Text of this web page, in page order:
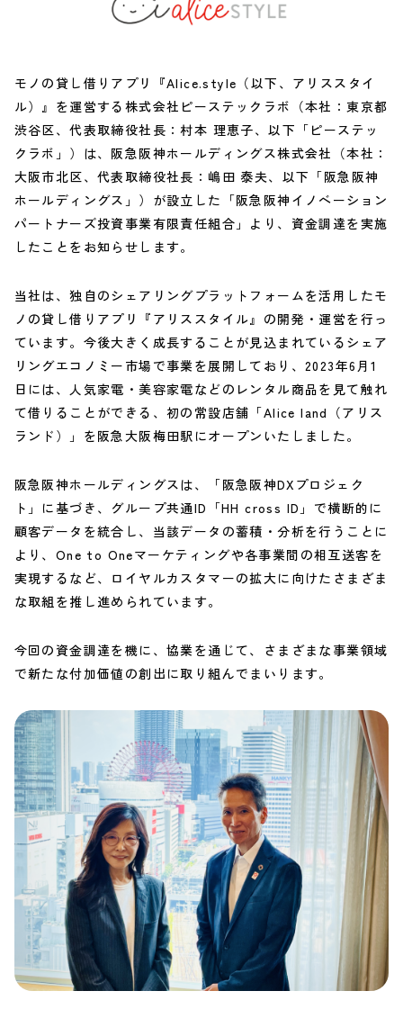
モノの貸し借りアプリ『Alice.style（以下、アリススタイ
ル）』を運営する株式会社ピーステックラボ（本社：東京都
渋谷区、代表取締役社長：村本 理恵子、以下「ピーステッ
クラボ」）は、阪急阪神ホールディングス株式会社（本社：
大阪市北区、代表取締役社長：嶋田 泰夫、以下「阪急阪神
ホールディングス」）が設立した「阪急阪神イノベーション
パートナーズ投資事業有限責任組合」より、資金調達を実施
したことをお知らせします。
当社は、独自のシェアリングプラットフォームを活用したモ
ノの貸し借りアプリ『アリススタイル』の開発・運営を行っ
ています。今後大きく成長することが見込まれているシェア
リングエコノミー市場で事業を展開しており、2023年6月1
日には、人気家電・美容家電などのレンタル商品を見て触れ
て借りることができる、初の常設店舗「Alice land（アリス
ランド）」を阪急大阪梅田駅にオープンいたしました。
阪急阪神ホールディングスは、「阪急阪神DXプロジェク
ト」に基づき、グループ共通ID「HH cross ID」で横断的に
顧客データを統合し、当該データの蓄積・分析を行うことに
より、One to Oneマーケティングや各事業間の相互送客を
実現するなど、ロイヤルカスタマーの拡大に向けたさまざま
な取組を推し進められています。
今回の資金調達を機に、協業を通じて、さまざまな事業領域
で新たな付加価値の創出に取り組んでまいります。